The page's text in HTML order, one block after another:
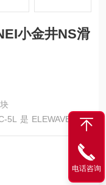
小金井NS滑
5L 是 ELEWAVE 系列
电动执行元件，核心
控制与长行程适配，
。
电话咨询